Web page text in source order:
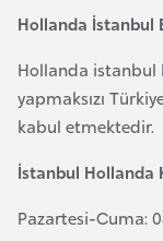
Hollanda İstanbul
Hollanda istanbul
yapmaksızı
kabul etmektedir.
İstanbul Hollanda
Pazartesi-Cuma:
e
r
b
a
y
c
n